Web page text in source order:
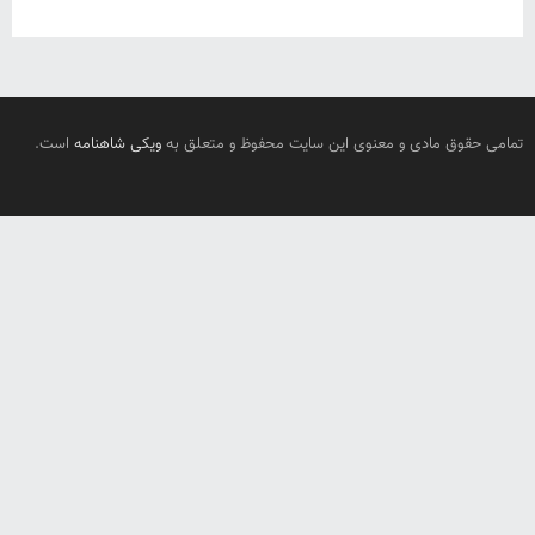
تمامی حقوق مادی و معنوی این سایت محفوظ و متعلق به ویکی شاهنامه است.